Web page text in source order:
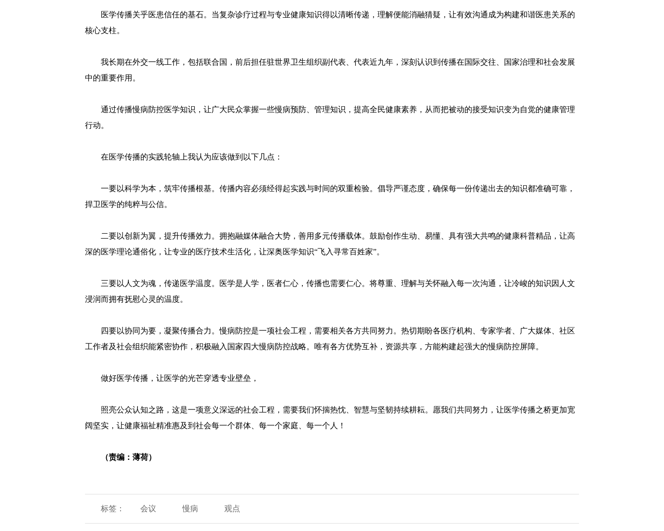
医学传播关乎医患信任的基石。当复杂诊疗过程与专业健康知识得以清晰传递，理解便能消融猜疑，让有效沟通成为构建和谐医患关系的
核心支柱。
我长期在外交一线工作，包括联合国，前后担任驻世界卫生组织副代表、代表近九年，深刻认识到传播在国际交往、国家治理和社会发展
中的重要作用。
通过传播慢病防控医学知识，让广大民众掌握一些慢病预防、管理知识，提高全民健康素养，从而把被动的接受知识变为自觉的健康管理
行动。
在医学传播的实践轮轴上我认为应该做到以下几点：
一要以科学为本，筑牢传播根基。传播内容必须经得起实践与时间的双重检验。倡导严谨态度，确保每一份传递出去的知识都准确可靠，
捍卫医学的纯粹与公信。
二要以创新为翼，提升传播效力。拥抱融媒体融合大势，善用多元传播载体。鼓励创作生动、易懂、具有强大共鸣的健康科普精品，让高
深的医学理论通俗化，让专业的医疗技术生活化，让深奥医学知识“飞入寻常百姓家”。
三要以人文为魂，传递医学温度。医学是人学，医者仁心，传播也需要仁心。将尊重、理解与关怀融入每一次沟通，让冷峻的知识因人文
浸润而拥有抚慰心灵的温度。
四要以协同为要，凝聚传播合力。慢病防控是一项社会工程，需要相关各方共同努力。热切期盼各医疗机构、专家学者、广大媒体、社区
工作者及社会组织能紧密协作，积极融入国家四大慢病防控战略。唯有各方优势互补，资源共享，方能构建起强大的慢病防控屏障。
做好医学传播，让医学的光芒穿透专业壁垒，
照亮公众认知之路，这是一项意义深远的社会工程，需要我们怀揣热忱、智慧与坚韧持续耕耘。愿我们共同努力，让医学传播之桥更加宽
阔坚实，让健康福祉精准惠及到社会每一个群体、每一个家庭、每一个人！
（责编：薄荷）
标签： 会议 慢病 观点